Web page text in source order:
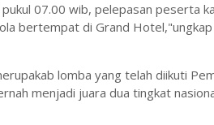
07.00 wib, pelepasan peserta
bertempat di Grand
lomba yang telah diikuti
menjadi juara dua tingkat